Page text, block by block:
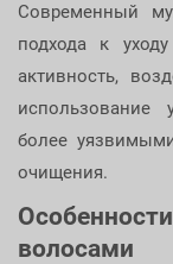
Современный
подхода к
активность,
использование
более
очищения.
волосами